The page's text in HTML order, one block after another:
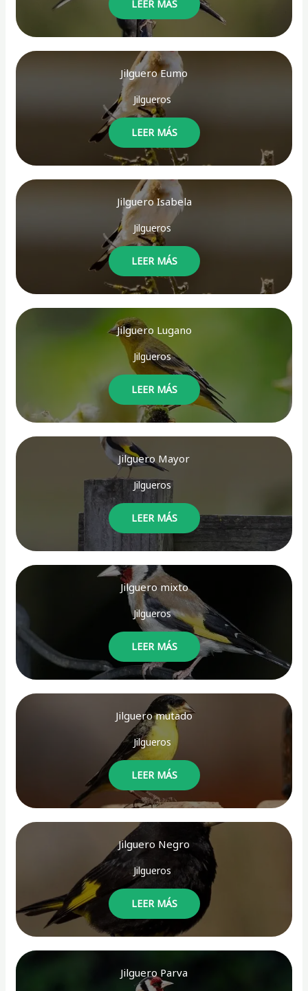
LEER MÁS
Jilguero Eumo
Jilgueros
LEER MÁS
Jilguero Isabela
Jilgueros
LEER MÁS
Jilguero Lugano
Jilgueros
LEER MÁS
Jilguero Mayor
Jilgueros
LEER MÁS
Jilguero mixto
Jilgueros
LEER MÁS
Jilguero mutado
Jilgueros
LEER MÁS
Jilguero Negro
Jilgueros
LEER MÁS
Jilguero Parva